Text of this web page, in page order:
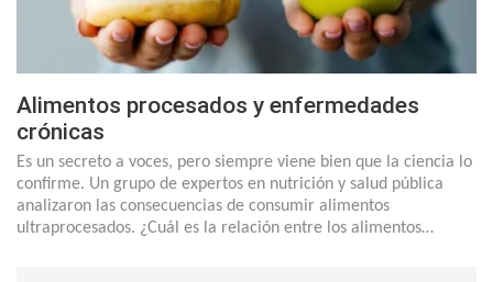
Alimentos procesados y enfermedades
crónicas
Es un secreto a voces, pero siempre viene bien que la ciencia lo
confirme. Un grupo de expertos en nutrición y salud pública
analizaron las consecuencias de consumir alimentos
ultraprocesados. ¿Cuál es la relación entre los alimentos…